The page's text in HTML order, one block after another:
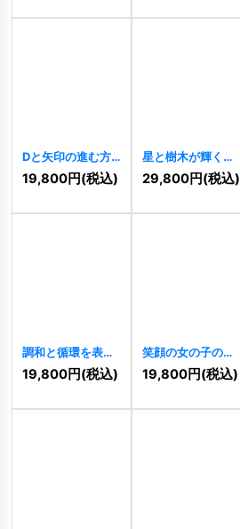
Dと矢印の進む方
向を示すロゴ
11394 ]
19,800円(税込)
星と樹木が輝くカ
ラフルなファンタ
ジーロゴ [ 11387]
29,800円(税込)
調和と循環を表現
した華やかな幾何
学ロゴ [ 11386]
19,800円(税込)
笑顔の女の子の顔
ロゴ[11383]
19,800円(税込)